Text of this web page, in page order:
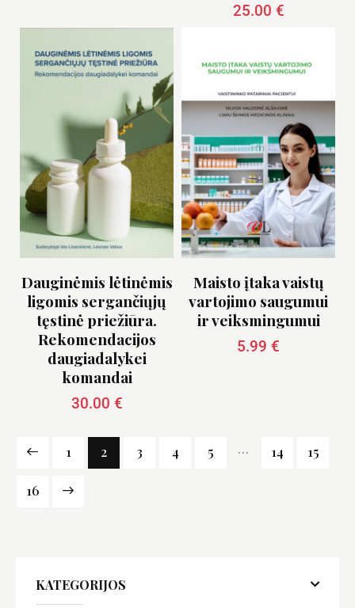
25.00 €
Dauginėmis lėtinėmis
ligomis sergančiųjų
tęstinė priežiūra.
Rekomendacijos
daugiadalykei
komandai
30.00 €
Maisto įtaka vaistų
vartojimo saugumui
ir veiksmingumui
5.99 €
1 2 3 4 5 … 14 15
16
KATEGORIJOS